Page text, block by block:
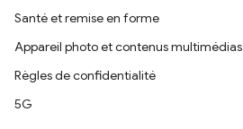
Santé et remise en forme
Appareil photo et contenus multimédias
Règles de confidentialité
5G